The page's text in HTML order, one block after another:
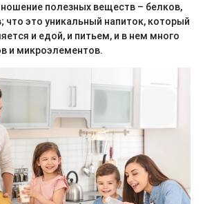
полезных веществ – белков,
что это уникальный напиток, который
и едой, и питьем, и в нем много
и микроэлементов.